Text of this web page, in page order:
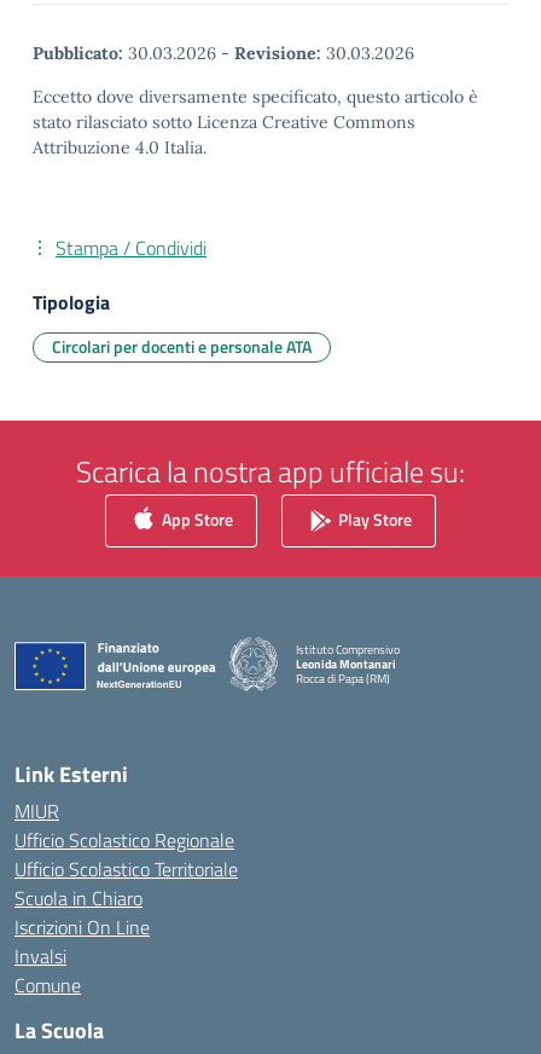
Pubblicato: 30.03.2026 - Revisione: 30.03.2026
Eccetto dove diversamente specificato, questo articolo è
stato rilasciato sotto Licenza Creative Commons
Attribuzione 4.0 Italia.
Stampa / Condividi
Tipologia
Circolari per docenti e personale ATA
Scarica la nostra app ufficiale su:
App Store Play Store
Istituto Comprensivo
Leonida Montanari
Rocca di Papa (RM)
— Visita la pagina iniziale della scuola
Link Esterni
MIUR
Ufficio Scolastico Regionale
Ufficio Scolastico Territoriale
Scuola in Chiaro
Iscrizioni On Line
Invalsi
Comune
La Scuola